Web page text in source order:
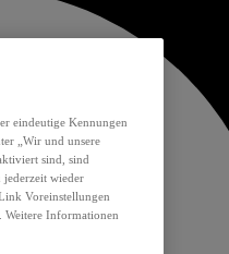
eindeutige Kennungen
„Wir und unsere
sind, sind
jederzeit wieder
Voreinstellungen
Weitere Informationen